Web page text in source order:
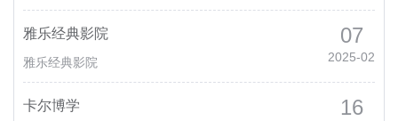
雅乐经典影院
雅乐经典影院
07
2025-02
卡尔博学 16